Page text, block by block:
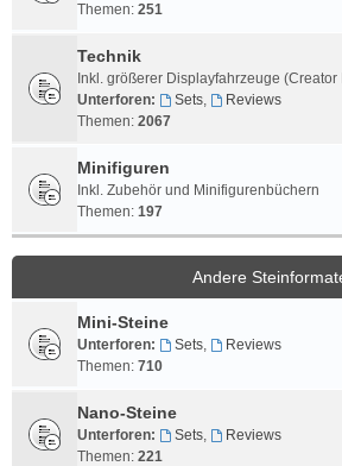
Themen: 251
Technik
Inkl. größerer Displayfahrzeuge (Creator
Unterforen:
Sets,
Reviews
Themen: 2067
Minifiguren
Inkl. Zubehör und Minifigurenbüchern
Themen: 197
Andere
Mini-Steine
Unterforen: Sets,
Reviews
Themen: 710
Nano-Steine
Unterforen: Sets,
Reviews
Themen: 221